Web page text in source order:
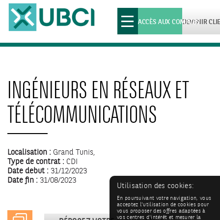
Toggle
navigationDEVENIR
ACCÈS AUX COMPTES
INGÉNIEURS EN RÉSEAUX ET
TÉLÉCOMMUNICATIONS
Localisation : Grand Tunis,
Type de contrat : CDI
Date debut : 31/12/2023
Date fin : 31/08/2023 Utilisation des cookies:
En poursuivant votre navigation, vous
acceptez l'utilisation de cookies pour
vous proposer des offres adaptées à
vos centres d'intérêt et mesurer la